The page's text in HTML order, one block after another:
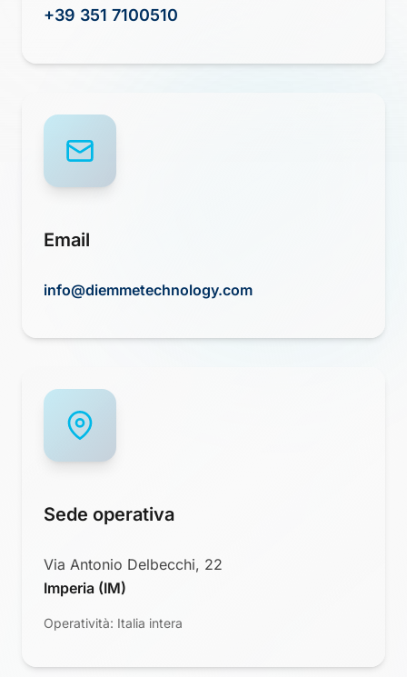
+39 351 7100510
Email
info@diemmetechnology.com
Sede operativa
Via Antonio Delbecchi, 22
Imperia (IM)
Operatività: Italia intera